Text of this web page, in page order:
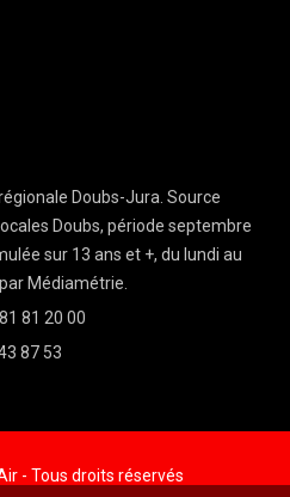
Doubs-Jura. Source
Doubs, période septembre
sur 13 ans et +, du lundi au
Médiamétrie.
81 20 00
87 53
- Tous droits réservés